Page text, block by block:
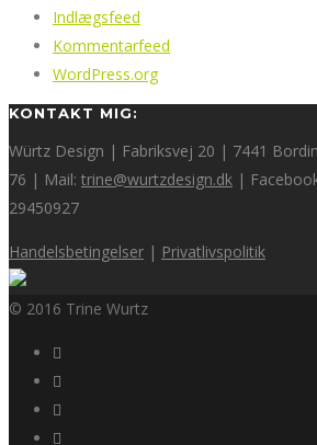
Indlægsfeed
Kommentarfeed
WordPress.org
KONTAKT MIG:
Würtz Design | Fabriksvej 20 | 7441
76 | Mail: trine@wurtzdesign.dk |
29450927
Handelsbetingelser | Privatlivspolitik
© 2016 Trine Wurtz